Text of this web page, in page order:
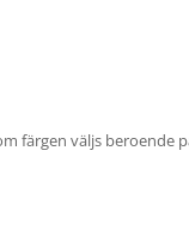
färgen väljs beroende